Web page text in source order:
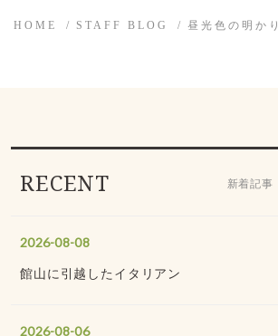
HOME STAFF BLOG 昼光色の明かり
RECENT 新着記事
2026-08-08
館山に引越したイタリアン
2026-08-06